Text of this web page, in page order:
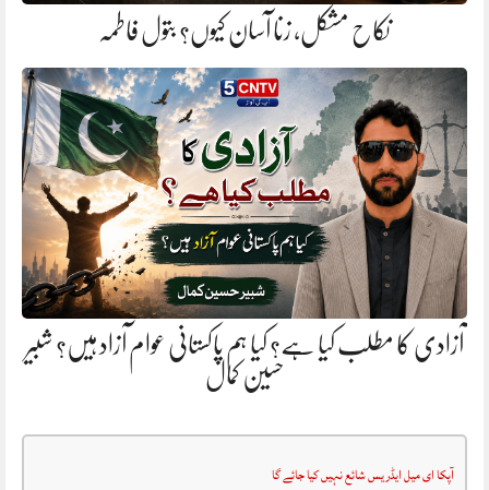
نکاح مشکل، زنا آسان کیوں؟ بتول فاطمہ
آزادی کا مطلب کیا ہے؟ کیا ہم پاکستانی عوام آزاد ہیں؟ شبیر
حسین کمال
آپکا ای میل ایڈریس شائع نہیں کیا جائے گا